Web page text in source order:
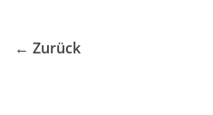
← Zurück